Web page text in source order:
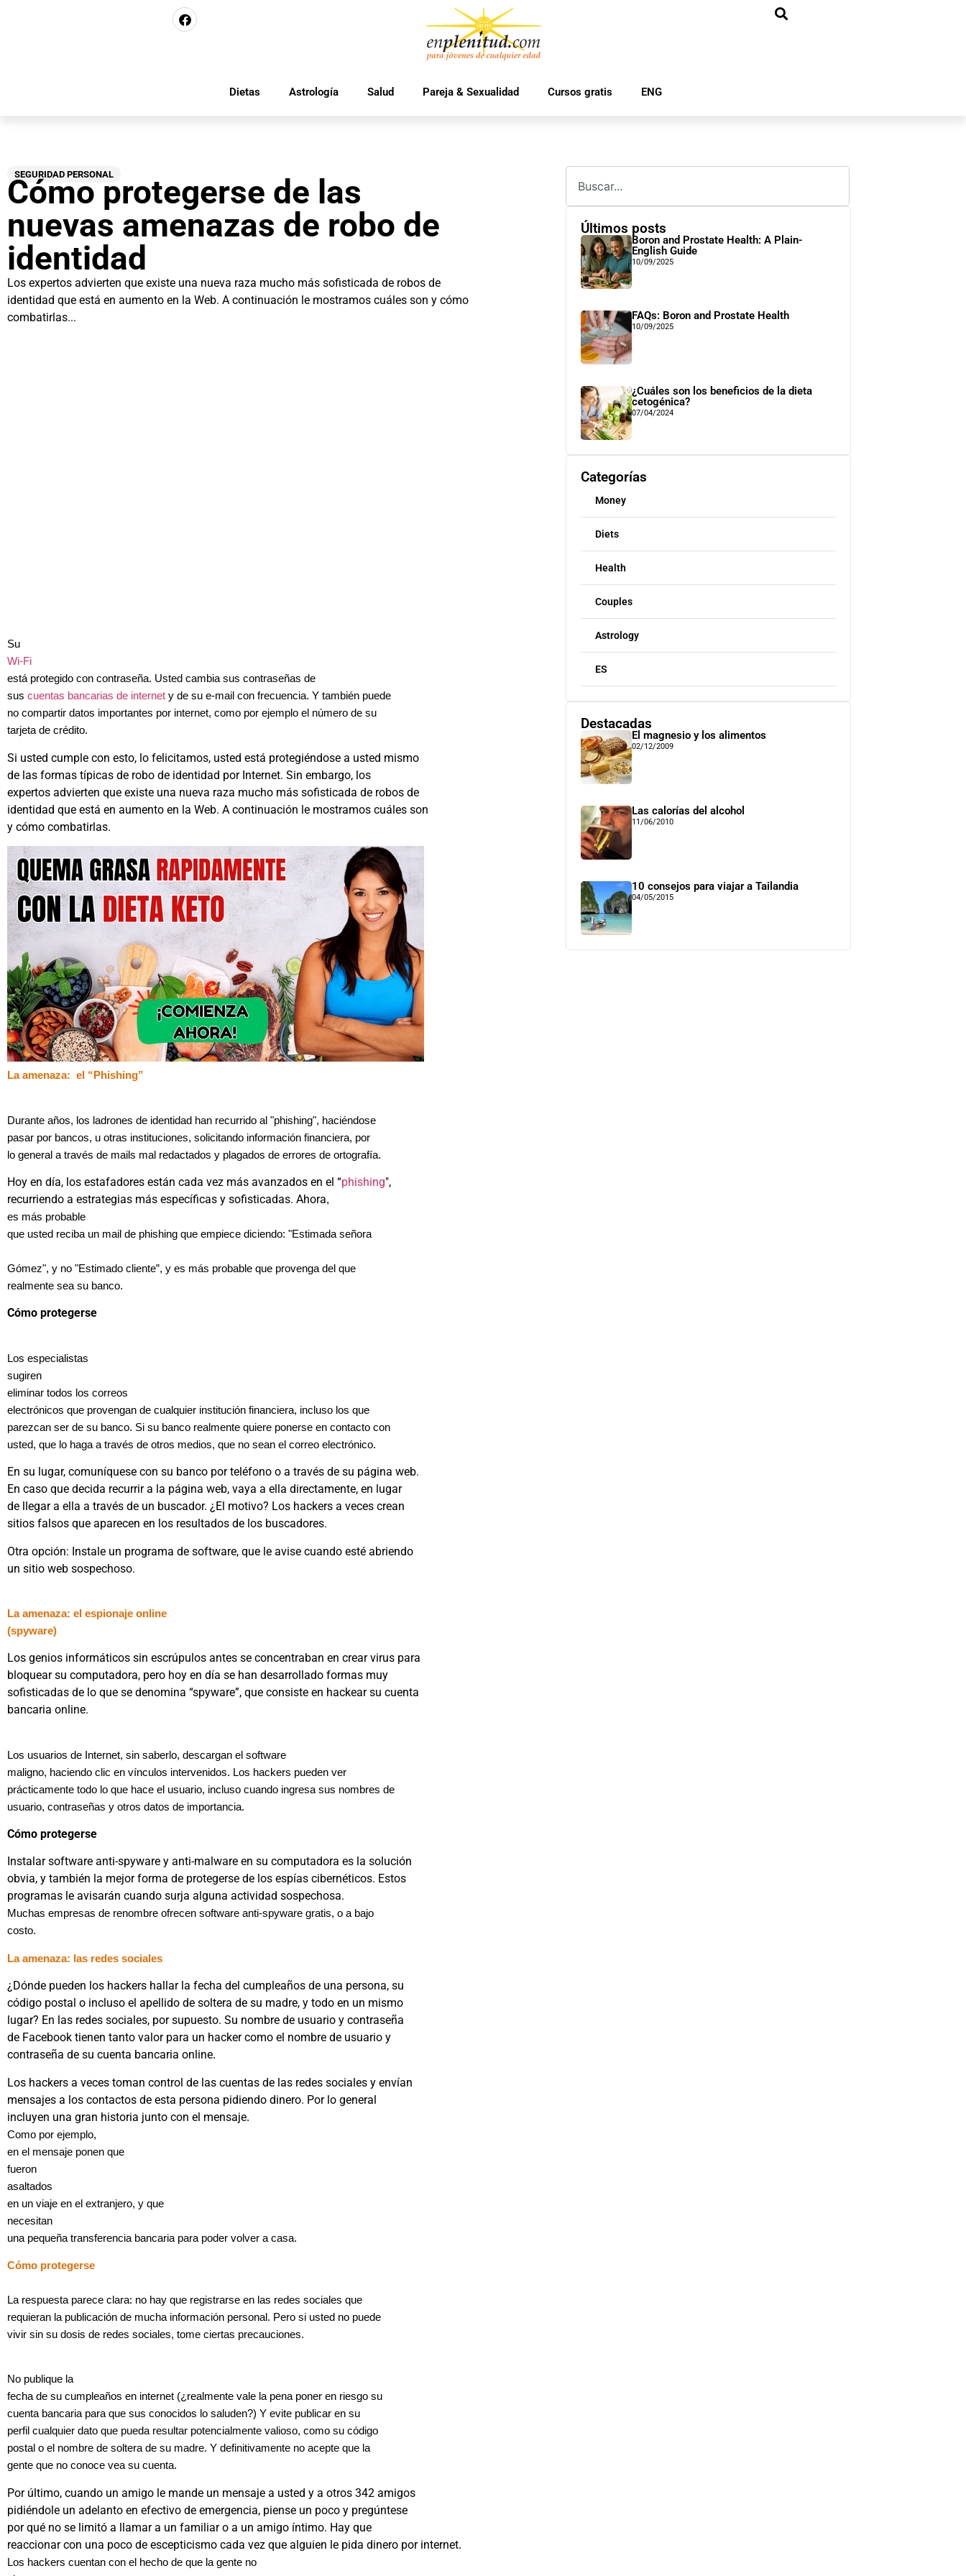
Dietas Astrología Salud Pareja & Sexualidad Cursos gratis ENG
SEGURIDAD PERSONAL
Cómo protegerse de las
nuevas amenazas de robo de
identidad
Los expertos advierten que existe una nueva raza mucho más sofisticada de robos de
identidad que está en aumento en la Web. A continuación le mostramos cuáles son y cómo
combatirlas...
Su
Wi-Fi
está protegido con contraseña. Usted cambia sus contraseñas de
sus cuentas bancarias de internet y de su e-mail con frecuencia. Y también puede
no compartir datos importantes por internet, como por ejemplo el número de su
tarjeta de crédito.
Si usted cumple con esto, lo felicitamos, usted está protegiéndose a usted mismo
de las formas típicas de robo de identidad por Internet. Sin embargo, los
expertos advierten que existe una nueva raza mucho más sofisticada de robos de
identidad que está en aumento en la Web. A continuación le mostramos cuáles son
y cómo combatirlas.
La amenaza: el “Phishing”
Durante años, los ladrones de identidad han recurrido al "phishing", haciéndose
pasar por bancos, u otras instituciones, solicitando información financiera, por
lo general a través de mails mal redactados y plagados de errores de ortografía.
Hoy en día, los estafadores están cada vez más avanzados en el “phishing",
recurriendo a estrategias más específicas y sofisticadas. Ahora,
es más probable
que usted reciba un mail de phishing que empiece diciendo: "Estimada señora
Gómez", y no "Estimado cliente”, y es más probable que provenga del que
realmente sea su banco.
Cómo protegerse
Los especialistas
sugiren
eliminar todos los correos
electrónicos que provengan de cualquier institución financiera, incluso los que
parezcan ser de su banco. Si su banco realmente quiere ponerse en contacto con
usted, que lo haga a través de otros medios, que no sean el correo electrónico.
En su lugar, comuníquese con su banco por teléfono o a través de su página web.
En caso que decida recurrir a la página web, vaya a ella directamente, en lugar
de llegar a ella a través de un buscador. ¿El motivo? Los hackers a veces crean
sitios falsos que aparecen en los resultados de los buscadores.
Otra opción: Instale un programa de software, que le avise cuando esté abriendo
un sitio web sospechoso.
La amenaza: el espionaje online
(spyware)
Los genios informáticos sin escrúpulos antes se concentraban en crear virus para
bloquear su computadora, pero hoy en día se han desarrollado formas muy
sofisticadas de lo que se denomina “spyware”, que consiste en hackear su cuenta
bancaria online.
Los usuarios de Internet, sin saberlo, descargan el software
maligno, haciendo clic en vínculos intervenidos. Los hackers pueden ver
prácticamente todo lo que hace el usuario, incluso cuando ingresa sus nombres de
usuario, contraseñas y otros datos de importancia.
Cómo protegerse
Instalar software anti-spyware y anti-malware en su computadora es la solución
obvia, y también la mejor forma de protegerse de los espías cibernéticos. Estos
programas le avisarán cuando surja alguna actividad sospechosa.
Muchas empresas de renombre ofrecen software anti-spyware gratis, o a bajo
costo.
La amenaza: las redes sociales
¿Dónde pueden los hackers hallar la fecha del cumpleaños de una persona, su
código postal o incluso el apellido de soltera de su madre, y todo en un mismo
lugar? En las redes sociales, por supuesto. Su nombre de usuario y contraseña
de Facebook tienen tanto valor para un hacker como el nombre de usuario y
contraseña de su cuenta bancaria online.
Los hackers a veces toman control de las cuentas de las redes sociales y envían
mensajes a los contactos de esta persona pidiendo dinero. Por lo general
incluyen una gran historia junto con el mensaje.
Como por ejemplo,
en el mensaje ponen que
fueron
asaltados
en un viaje en el extranjero, y que
necesitan
una pequeña transferencia bancaria para poder volver a casa.
Cómo protegerse
La respuesta parece clara: no hay que registrarse en las redes sociales que
requieran la publicación de mucha información personal. Pero si usted no puede
vivir sin su dosis de redes sociales, tome ciertas precauciones.
No publique la
fecha de su cumpleaños en internet (¿realmente vale la pena poner en riesgo su
cuenta bancaria para que sus conocidos lo saluden?) Y evite publicar en su
perfil cualquier dato que pueda resultar potencialmente valioso, como su código
postal o el nombre de soltera de su madre. Y definitivamente no acepte que la
gente que no conoce vea su cuenta.
Por último, cuando un amigo le mande un mensaje a usted y a otros 342 amigos
pidiéndole un adelanto en efectivo de emergencia, piense un poco y pregúntese
por qué no se limitó a llamar a un familiar o a un amigo íntimo. Hay que
reaccionar con una poco de escepticismo cada vez que alguien le pida dinero por internet.
Los hackers cuentan con el hecho de que la gente no
Últimos posts
Boron and Prostate Health: A Plain-
English Guide
10/09/2025
FAQs: Boron and Prostate Health
10/09/2025
¿Cuáles son los beneficios de la dieta
cetogénica?
07/04/2024
Categorías
Money
Diets
Health
Couples
Astrology
ES
Destacadas
El magnesio y los alimentos
02/12/2009
Las calorías del alcohol
11/06/2010
10 consejos para viajar a Tailandia
04/05/2015